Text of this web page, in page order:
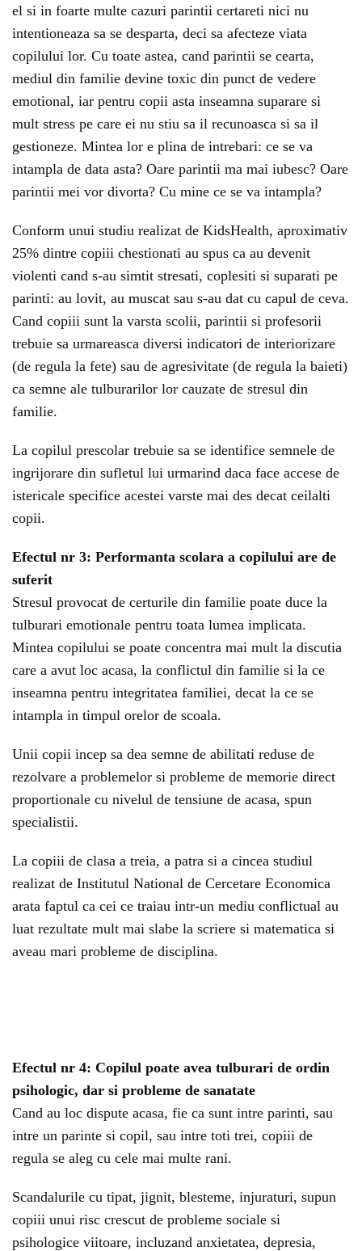
el si in foarte multe cazuri parintii certareti nici nu
intentioneaza sa se desparta, deci sa afecteze viata
copilului lor. Cu toate astea, cand parintii se cearta,
mediul din familie devine toxic din punct de vedere
emotional, iar pentru copii asta inseamna suparare si
mult stress pe care ei nu stiu sa il recunoasca si sa il
gestioneze. Mintea lor e plina de intrebari: ce se va
intampla de data asta? Oare parintii ma mai iubesc? Oare
parintii mei vor divorta? Cu mine ce se va intampla?
Conform unui studiu realizat de KidsHealth, aproximativ
25% dintre copiii chestionati au spus ca au devenit
violenti cand s-au simtit stresati, coplesiti si suparati pe
parinti: au lovit, au muscat sau s-au dat cu capul de ceva.
Cand copiii sunt la varsta scolii, parintii si profesorii
trebuie sa urmareasca diversi indicatori de interiorizare
(de regula la fete) sau de agresivitate (de regula la baieti)
ca semne ale tulburarilor lor cauzate de stresul din
familie.
La copilul prescolar trebuie sa se identifice semnele de
ingrijorare din sufletul lui urmarind daca face accese de
istericale specifice acestei varste mai des decat ceilalti
copii.
Efectul nr 3: Performanta scolara a copilului are de
suferit
Stresul provocat de certurile din familie poate duce la
tulburari emotionale pentru toata lumea implicata.
Mintea copilului se poate concentra mai mult la discutia
care a avut loc acasa, la conflictul din familie si la ce
inseamna pentru integritatea familiei, decat la ce se
intampla in timpul orelor de scoala.
Unii copii incep sa dea semne de abilitati reduse de
rezolvare a problemelor si probleme de memorie direct
proportionale cu nivelul de tensiune de acasa, spun
specialistii.
La copiii de clasa a treia, a patra si a cincea studiul
realizat de Institutul National de Cercetare Economica
arata faptul ca cei ce traiau intr-un mediu conflictual au
luat rezultate mult mai slabe la scriere si matematica si
aveau mari probleme de disciplina.
Efectul nr 4: Copilul poate avea tulburari de ordin
psihologic, dar si probleme de sanatate
Cand au loc dispute acasa, fie ca sunt intre parinti, sau
intre un parinte si copil, sau intre toti trei, copiii de
regula se aleg cu cele mai multe rani.
Scandalurile cu tipat, jignit, blesteme, injuraturi, supun
copiii unui risc crescut de probleme sociale si
psihologice viitoare, incluzand anxietatea, depresia,